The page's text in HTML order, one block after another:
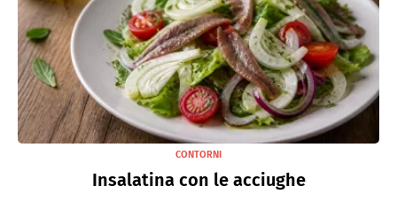
CONTORNI
Insalatina con le acciughe